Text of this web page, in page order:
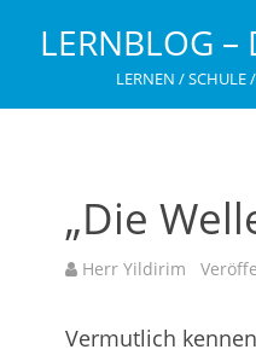
LERNBLOG –
LERNEN /
„Die
Herr Yildirim
Vermutlich